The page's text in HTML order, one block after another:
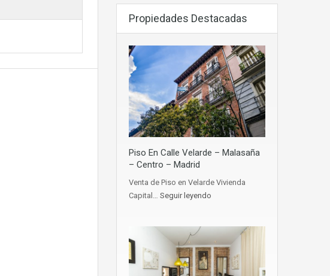
Propiedades Destacadas
Piso En Calle Velarde – Malasaña
– Centro – Madrid
Venta de Piso en Velarde Vivienda
Capital… Seguir leyendo